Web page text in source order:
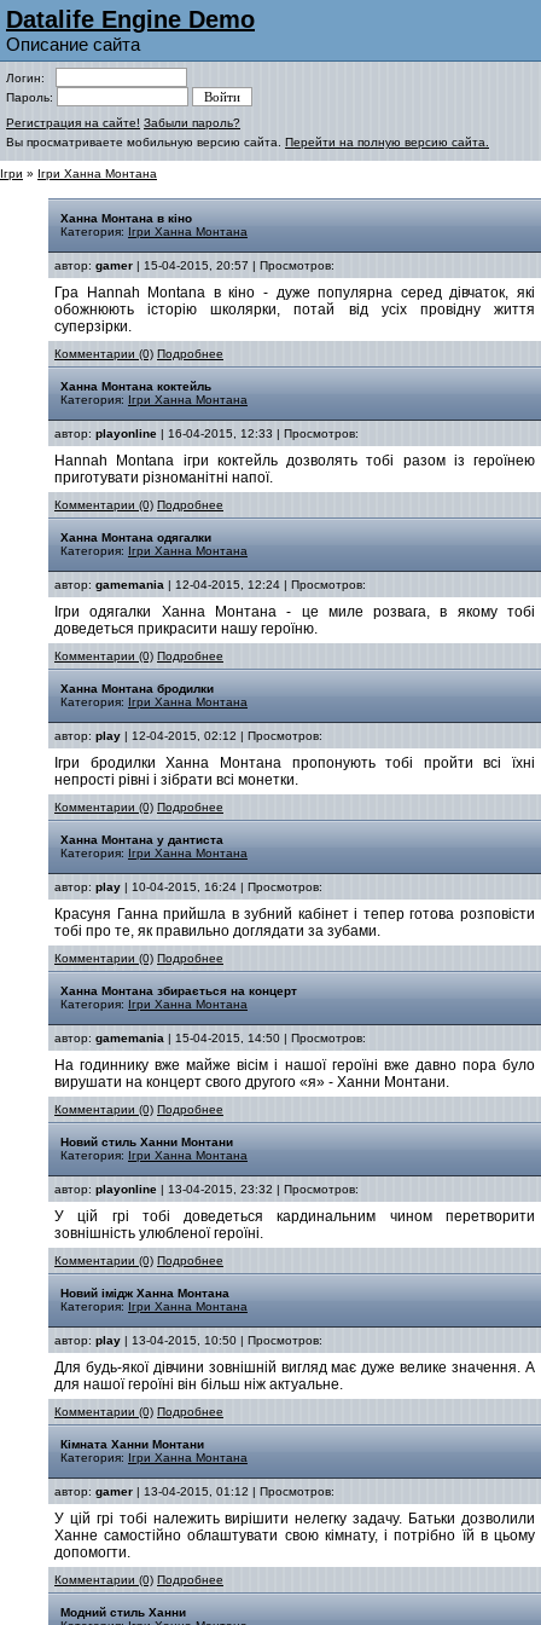
Datalife Engine Demo
Описание сайта
Логин:
Пароль:
Регистрация на сайте! Забыли пароль?
Вы просматриваете мобильную версию сайта. Перейти на полную версию сайта.
Ігри » Ігри Ханна Монтана
Ханна Монтана в кіно
Категория: Ігри Ханна Монтана
автор: gamer | 15-04-2015, 20:57 | Просмотров:
Гра Hannah Montana в кіно - дуже популярна серед дівчаток, які
обожнюють історію школярки, потай від усіх провідну життя
суперзірки.
Комментарии (0) Подробнее
Ханна Монтана коктейль
Категория: Ігри Ханна Монтана
автор: playonline | 16-04-2015, 12:33 | Просмотров:
Hannah Montana ігри коктейль дозволять тобі разом із героїнею
приготувати різноманітні напої.
Комментарии (0) Подробнее
Ханна Монтана одягалки
Категория: Ігри Ханна Монтана
автор: gamemania | 12-04-2015, 12:24 | Просмотров:
Ігри одягалки Ханна Монтана - це миле розвага, в якому тобі
доведеться прикрасити нашу героїню.
Комментарии (0) Подробнее
Ханна Монтана бродилки
Категория: Ігри Ханна Монтана
автор: play | 12-04-2015, 02:12 | Просмотров:
Ігри бродилки Ханна Монтана пропонують тобі пройти всі їхні
непрості рівні і зібрати всі монетки.
Комментарии (0) Подробнее
Ханна Монтана у дантиста
Категория: Ігри Ханна Монтана
автор: play | 10-04-2015, 16:24 | Просмотров:
Красуня Ганна прийшла в зубний кабінет і тепер готова розповісти
тобі про те, як правильно доглядати за зубами.
Комментарии (0) Подробнее
Ханна Монтана збирається на концерт
Категория: Ігри Ханна Монтана
автор: gamemania | 15-04-2015, 14:50 | Просмотров:
На годиннику вже майже вісім і нашої героїні вже давно пора було
вирушати на концерт свого другого «я» - Ханни Монтани.
Комментарии (0) Подробнее
Новий стиль Ханни Монтани
Категория: Ігри Ханна Монтана
автор: playonline | 13-04-2015, 23:32 | Просмотров:
У цій грі тобі доведеться кардинальним чином перетворити
зовнішність улюбленої героїні.
Комментарии (0) Подробнее
Новий імідж Ханна Монтана
Категория: Ігри Ханна Монтана
автор: play | 13-04-2015, 10:50 | Просмотров:
Для будь-якої дівчини зовнішній вигляд має дуже велике значення. А
для нашої героїні він більш ніж актуальне.
Комментарии (0) Подробнее
Кімната Ханни Монтани
Категория: Ігри Ханна Монтана
автор: gamer | 13-04-2015, 01:12 | Просмотров:
У цій грі тобі належить вирішити нелегку задачу. Батьки дозволили
Ханне самостійно облаштувати свою кімнату, і потрібно їй в цьому
допомогти.
Комментарии (0) Подробнее
Модний стиль Ханни